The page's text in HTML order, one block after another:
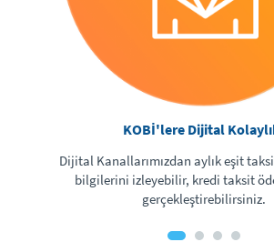
KOBİ'lere Dijital
Dijital Kanallarımızdan aylık eşit
bilgilerini izleyebilir, kredi taksit
gerçekleştirebilirsiniz.